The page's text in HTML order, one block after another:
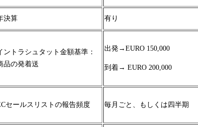
決算 有り
ントラシュタット金額基準：
品の発着送
出発→EURO 150,000
到着→ EURO 200,000
セールスリストの報告頻度 毎月ごと、もしくは四半期